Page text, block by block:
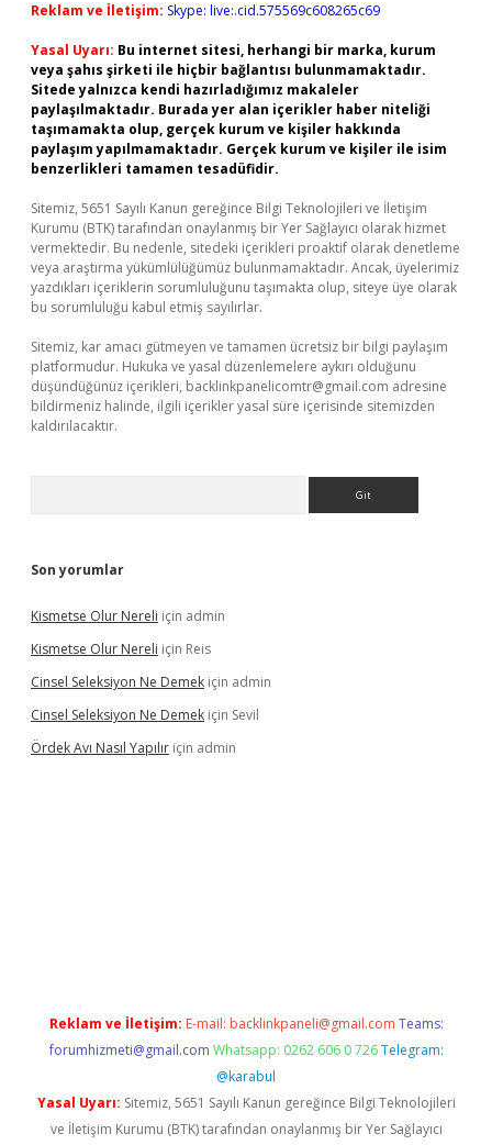
Reklam ve İletişim: Skype: live:.cid.575569c608265c69
Yasal Uyarı: Bu internet sitesi, herhangi bir marka, kurum
veya şahıs şirketi ile hiçbir bağlantısı bulunmamaktadır.
Sitede yalnızca kendi hazırladığımız makaleler
paylaşılmaktadır. Burada yer alan içerikler haber niteliği
taşımamakta olup, gerçek kurum ve kişiler hakkında
paylaşım yapılmamaktadır. Gerçek kurum ve kişiler ile isim
benzerlikleri tamamen tesadüfidir.
Sitemiz, 5651 Sayılı Kanun gereğince Bilgi Teknolojileri ve İletişim
Kurumu (BTK) tarafından onaylanmış bir Yer Sağlayıcı olarak hizmet
vermektedir. Bu nedenle, sitedeki içerikleri proaktif olarak denetleme
veya araştırma yükümlülüğümüz bulunmamaktadır. Ancak, üyelerimiz
yazdıkları içeriklerin sorumluluğunu taşımakta olup, siteye üye olarak
bu sorumluluğu kabul etmiş sayılırlar.
Sitemiz, kar amacı gütmeyen ve tamamen ücretsiz bir bilgi paylaşım
platformudur. Hukuka ve yasal düzenlemelere aykırı olduğunu
düşündüğünüz içerikleri, backlinkpanelicomtr@gmail.com adresine
bildirmeniz halinde, ilgili içerikler yasal süre içerisinde sitemizden
kaldırılacaktır.
Son yorumlar
Kismetse Olur Nereli için admin
Kismetse Olur Nereli için Reis
Cinsel Seleksiyon Ne Demek için admin
Cinsel Seleksiyon Ne Demek için Sevil
Ördek Avı Nasıl Yapılır için admin
Reklam ve İletişim: E-mail: backlinkpaneli@gmail.com Teams:
forumhizmeti@gmail.com Whatsapp: 0262 606 0 726 Telegram:
@karabul
Yasal Uyarı: Sitemiz, 5651 Sayılı Kanun gereğince Bilgi Teknolojileri
ve İletişim Kurumu (BTK) tarafından onaylanmış bir Yer Sağlayıcı